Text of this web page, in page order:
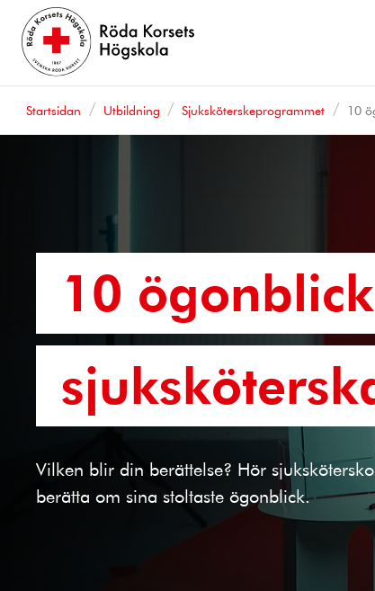
Startsidan Utbildning Sjuksköterskeprogrammet 10
10
Vilken blir din berättelse? Hör
berätta om sina stoltaste ögonblick.